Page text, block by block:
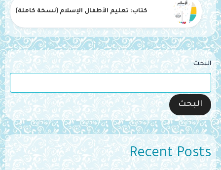
كتاب: تعليم الأطفال الإسلام (نسخة كاملة)
البحث
البحث
Recent Posts